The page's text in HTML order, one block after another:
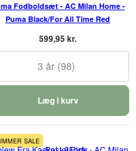
Fodboldsæt - AC Milan Home -
Puma Black/For All Time Red
599,95 kr.
3 år (98)
Læg i kurv
SALE